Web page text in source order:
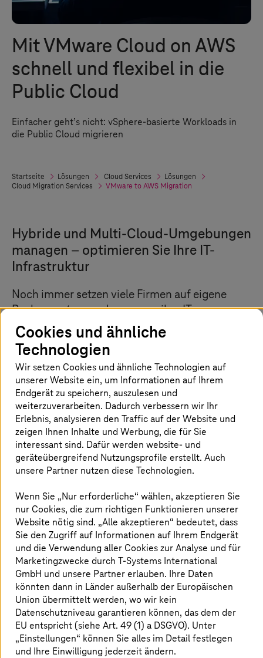
Mit VMware Cloud on AWS
schnell und flexibel in die
Public Cloud
Einfacher geht’s nicht: vSphere-basierte Workloads in
die Public Cloud migrieren
Startseite Lösungen Cloud Services
Lösungen
Cloud Migration Services
VMware to AWS Migration
Hybride und Multi-Cloud-Umgebungen
managen – optimieren Sie Ihre IT-
Infrastruktur
Noch immer setzen viele Firmen auf eigene
Rechenzentren und managen ihre IT-
Infrastruktur mit langjährig bewährten
Lösungen von VMware. Viele würden aber auch
gern von den Vorteilen einer Public-Cloud-
Lösung wie hohe Skalierbarkeit,
Ausfallsicherheit oder flexiblen Kosten
profitieren. Mit VMware Cloud on AWS
managed byT-Systemsist genau das möglich,
denn damit bringen Unternehmen ihre
vSphere-basierten Workloads in die Public
Cloud und kombinieren sie bei Bedarf mit
modernen Diensten von AWS, wie etwa S3
Object Storage oder einem RDS Datenbank
Service.
Public Cloud 2.0 – mitT-Systemsals
Managed Services Provider
Cookies und ähnliche
Technologien
Wir setzen Cookies und ähnliche Technologien auf
unserer Website ein, um Informationen auf Ihrem
Endgerät zu speichern, auszulesen und
weiterzuverarbeiten. Dadurch verbessern wir Ihr
Erlebnis, analysieren den Traffic auf der Website und
zeigen Ihnen Inhalte und Werbung, die für Sie
interessant sind. Dafür werden website- und
geräteübergreifend Nutzungsprofile erstellt. Auch
unsere Partner nutzen diese Technologien.
Wenn Sie „Nur erforderliche“ wählen, akzeptieren Sie
nur Cookies, die zum richtigen Funktionieren unserer
Website nötig sind. „Alle akzeptieren“ bedeutet, dass
Sie den Zugriff auf Informationen auf Ihrem Endgerät
und die Verwendung aller Cookies zur Analyse und für
Marketingzwecke durchT-Systems International
GmbH und unsere Partner erlauben. Ihre Daten
könnten dann in Länder außerhalb der Europäischen
Union übermittelt werden, wo wir kein
Datenschutzniveau garantieren können, das dem der
EU entspricht (siehe Art. 49 (1) a DSGVO). Unter
„Einstellungen“ können Sie alles im Detail festlegen
und Ihre Einwilligung jederzeit ändern.